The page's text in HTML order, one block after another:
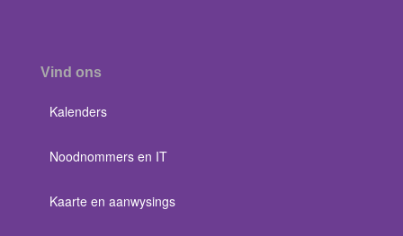
Vind ons
Kalenders
Noodnommers en IT
Kaarte en aanwysings